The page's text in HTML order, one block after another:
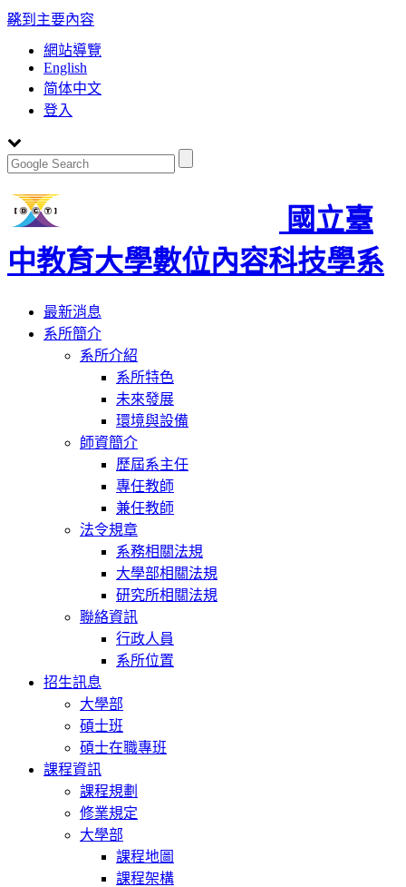
跳到主要內容
:::
網站導覽
English
简体中文
登入
國立臺
中教育大學數位內容科技學系
Toggle
navigation
最新消息
系所簡介
系所介紹
系所特色
未來發展
環境與設備
師資簡介
歷屆系主任
專任教師
兼任教師
法令規章
系務相關法規
大學部相關法規
研究所相關法規
聯絡資訊
行政人員
系所位置
招生訊息
大學部
碩士班
碩士在職專班
課程資訊
課程規劃
修業規定
大學部
課程地圖
課程架構